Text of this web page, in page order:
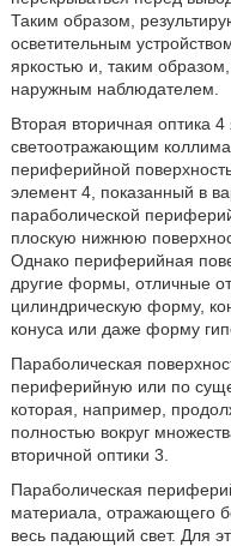
Таким образом,
осветительным
яркостью и, таким
наружным наблюдателем.
Вторая вторичная оптика
светоотражающим
периферийной
элемент 4, показанный в
параболической
плоскую нижнюю
Однако периферийная
другие формы, отличные
цилиндрическую форму,
конуса или даже форму
Параболическая
периферийную или по
которая, например,
полностью вокруг
вторичной оптики 3.
Параболическая
материала, отражающего
весь падающий свет. Для